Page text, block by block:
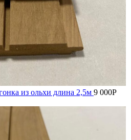
из ольхи длина 2,5м 9 000Р